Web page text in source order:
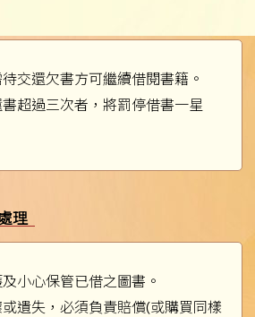
交還欠書方可繼續借閱書籍。
超過三次者，將罰停借書一星
理
小心保管已借之圖書。
遺失，必須負責賠償(或購買同樣